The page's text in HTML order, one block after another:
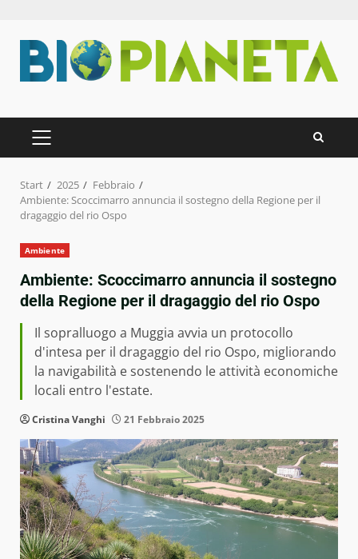
Inhalt
springen
PRIMÄRES
MENÜ
Start 2025
Febbraio
Ambiente: Scoccimarro annuncia il sostegno della Regione per il
dragaggio del rio Ospo
Ambiente
Ambiente: Scoccimarro annuncia il sostegno
della Regione per il dragaggio del rio Ospo
Il sopralluogo a Muggia avvia un protocollo
d'intesa per il dragaggio del rio Ospo, migliorando
la navigabilità e sostenendo le attività economiche
locali entro l'estate.
Cristina Vanghi 21 Febbraio 2025